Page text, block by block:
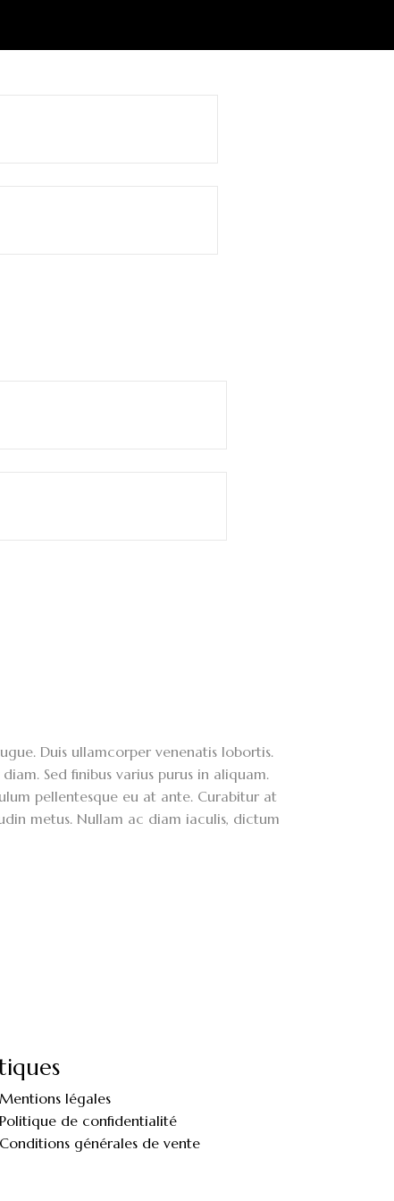
Duis ullamcorper venenatis lobortis.
Sed finibus varius purus in aliquam.
pellentesque eu at ante. Curabitur at
metus. Nullam ac diam iaculis, dictum
Mentions légales
Politique de confidentialité
Conditions générales de vente